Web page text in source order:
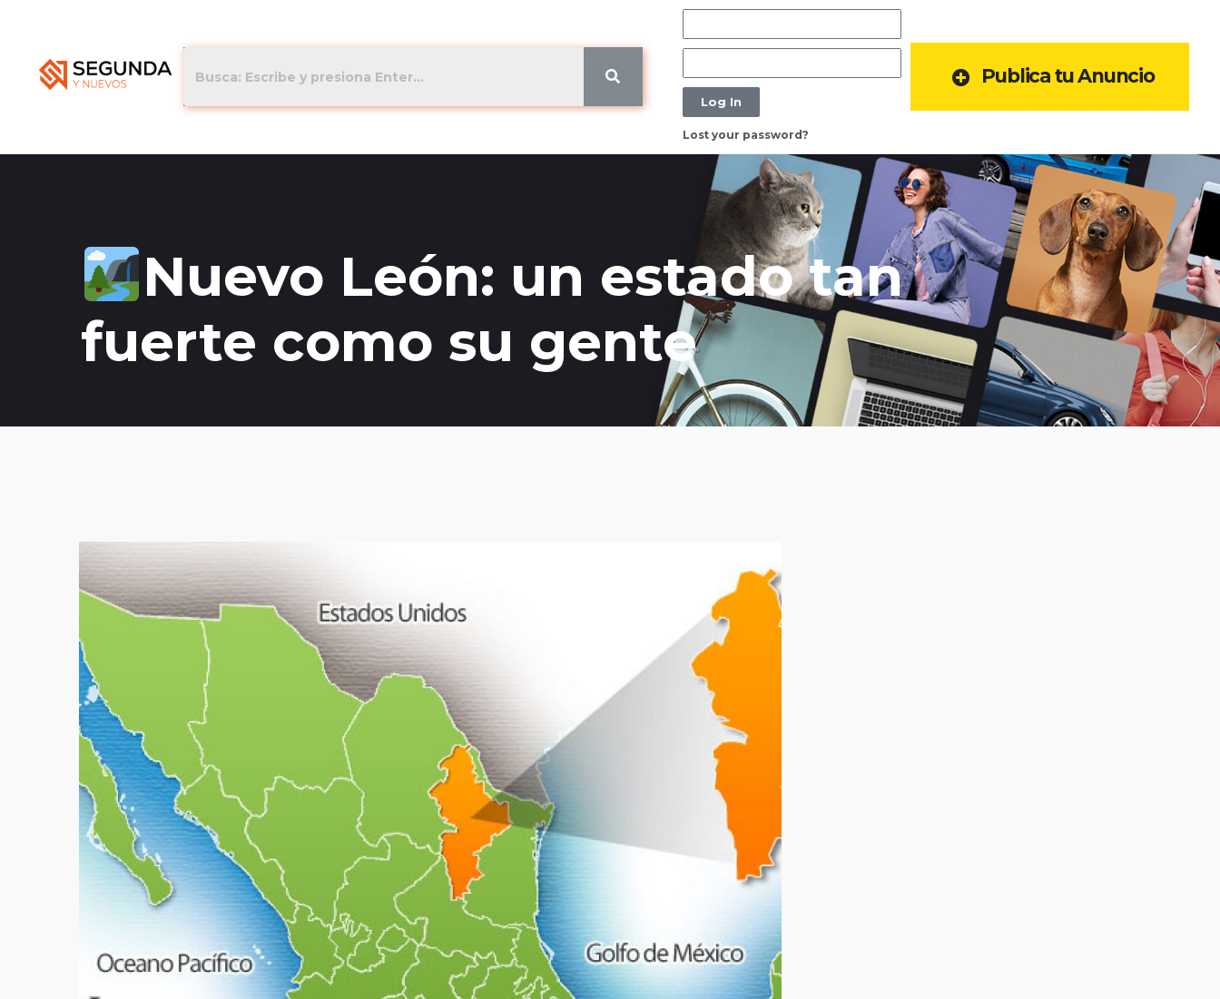
Log In
Lost your password?
Publica tu Anuncio
Nuevo León: un estado tan
fuerte como su gente